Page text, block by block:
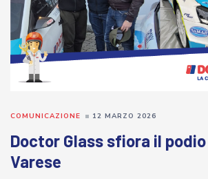
Doctor Glass sfiora il
Varese
COMUNICAZIONE 12 MARZO 2026